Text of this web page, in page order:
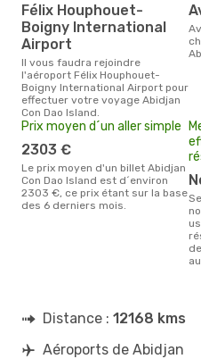
Félix Houphouet-
Boigny International
Airport
Il vous faudra rejoindre
l'aéroport Félix Houphouet-
Boigny International Airport pour
effectuer votre voyage Abidjan
Con Dao Island.
avril est la période la plus
Prix moyen d´un aller simple
2303 €
Le prix moyen d'un billet Abidjan
Con Dao Island est d´environ
2303 €, ce prix étant sur la base
des 6 derniers mois.
Selon les dernières données,
Distance : 12168 kms
Aéroports de Abidjan